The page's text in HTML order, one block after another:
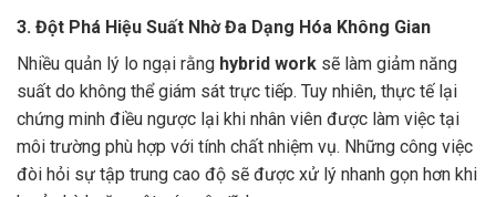
3. Đột Phá Hiệu Suất Nhờ Đa Dạng Hóa Không Gian
Nhiều quản lý lo ngại rằng hybrid work sẽ làm giảm năng
suất do không thể giám sát trực tiếp. Tuy nhiên, thực tế lại
chứng minh điều ngược lại khi nhân viên được làm việc tại
môi trường phù hợp với tính chất nhiệm vụ. Những công việc
đòi hỏi sự tập trung cao độ sẽ được xử lý nhanh gọn hơn khi